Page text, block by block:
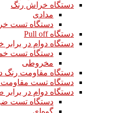
دستگاه خراش رنگ
مدادی
دستگاه تست
دستگاه Pull off
دستگاه دوام در
دستگاه تست
مخروطی
دستگاه مقاومت رنگ
دستگاه تست مقاومت
دستگاه دوام در برابر
دستگاه تست
گوه‌ای